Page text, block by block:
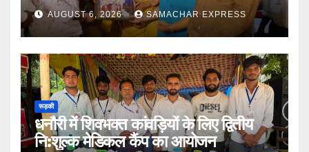
AUGUST 6, 2026 SAMACHAR EXPRESS
रूड़की
धनौरी में शिवभक्त कांवड़ियों के लिए द्वितीय
नि:शुल्क मेडिकल कैंप का आयोजन